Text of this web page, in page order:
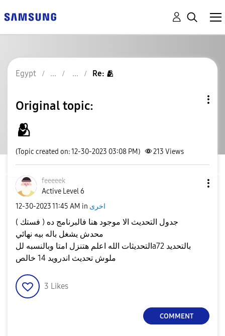
Egypt Re: 🫂
Original topic:
🫂
(Topic created on: 12-30-2023 03:08 PM) 213 Views
feeeeek
Active Level 6
‎12-30-202311:45 AM in اخرى
جدول التحديث الا موجود هنا فالبرنامج ده ( فستك )
التحديثات الله اعلم هتنزل امتا وبالنسبه للa72 بالتحديد
3 Likes
COMMENT